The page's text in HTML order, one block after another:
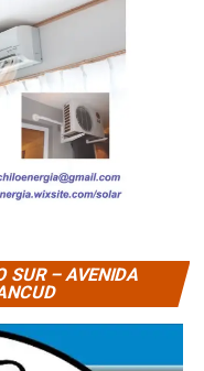
SUR – AVENIDA